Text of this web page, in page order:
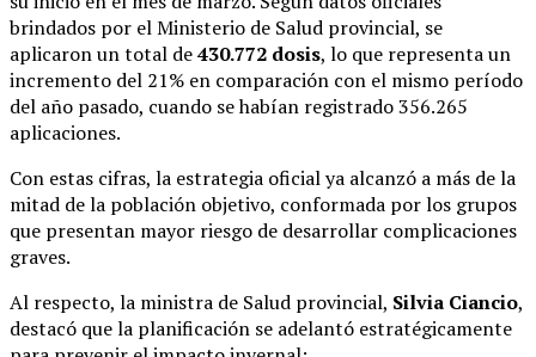
brindados por el Ministerio de Salud provincial, se
aplicaron un total de430.772 dosis, lo que representa un
incremento del 21% en comparación con el mismo período
del año pasado, cuando se habían registrado 356.265
aplicaciones.
Con estas cifras, la estrategia oficial ya alcanzó a más de la
mitad de la población objetivo, conformada por los grupos
que presentan mayor riesgo de desarrollar complicaciones
graves.
Al respecto, la ministra de Salud provincial, Silvia Ciancio,
destacó que la planificación se adelantó estratégicamente